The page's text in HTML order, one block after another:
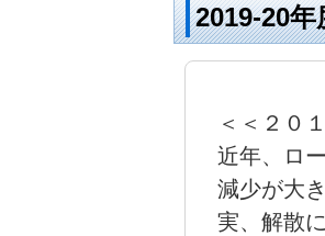
2019-20
＜＜２０
近年、ロ
減少が大
実、解散